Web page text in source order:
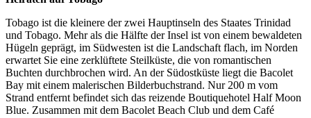
Tobago ist die kleinere der zwei Hauptinseln des Staates Trinidad
und Tobago. Mehr als die Hälfte der Insel ist von einem bewaldeten
Hügeln geprägt, im Südwesten ist die Landschaft flach, im Norden
erwartet Sie eine zerklüftete Steilküste, die von romantischen
Buchten durchbrochen wird. An der Südostküste liegt die Bacolet
Bay mit einem malerischen Bilderbuchstrand. Nur 200 m vom
Strand entfernt befindet sich das reizende Boutiquehotel Half Moon
Blue. Zusammen mit dem Bacolet Beach Club und dem Café